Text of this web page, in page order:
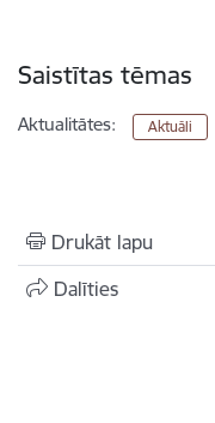
Saistītas tēmas
Aktualitātes: Aktuāli
Drukāt lapu
Dalīties